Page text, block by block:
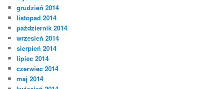
grudzień 2014
listopad 2014
październik 2014
wrzesień 2014
sierpień 2014
lipiec 2014
czerwiec 2014
maj 2014